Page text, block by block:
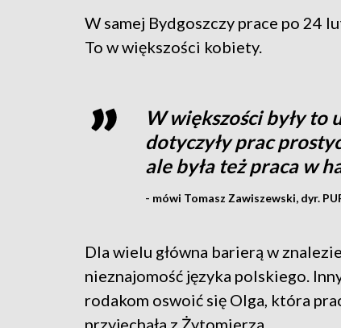
W samej Bydgoszczy prace po 24
To w większości kobiety.
W większości były
dotyczyły prac
ale była też praca w
- mówi Tomasz Zawiszewski, dyr.
Dla wielu główna barierą w
nieznajomość języka polskiego.
rodakom oswoić się Olga, która
przyjechała z Żytomierza.